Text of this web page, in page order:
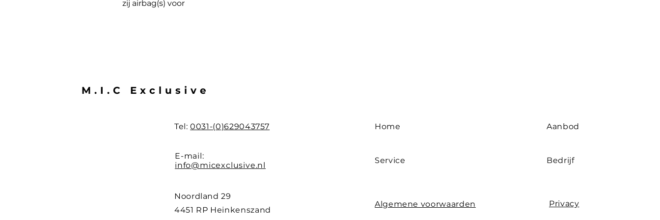
zij airbag(s) voor
M.I.C Exclusive
Tel:0031-(0)629043757
E-mail:
info@micexclusive.nl
Noordland 29
4451 RP Heinkenszand
Home
Service
Algemene voorwaarden
Aanbod
Bedrijf
Privacy